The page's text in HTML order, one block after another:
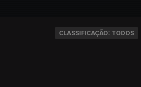
CLASSIFICAÇÃO: TODOS